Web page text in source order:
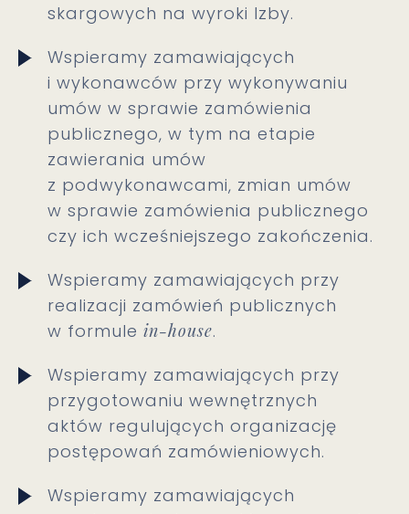
skargowych na wyroki Izby.
Wspieramy zamawiających
i wykonawców przy wykonywaniu
umów w sprawie zamówienia
publicznego, w tym na etapie
zawierania umów
z podwykonawcami, zmian umów
w sprawie zamówienia publicznego
czy ich wcześniejszego zakończenia.
Wspieramy zamawiających przy
realizacji zamówień publicznych
w formule in-house.
Wspieramy zamawiających przy
przygotowaniu wewnętrznych
aktów regulujących organizację
postępowań zamówieniowych.
Wspieramy zamawiających